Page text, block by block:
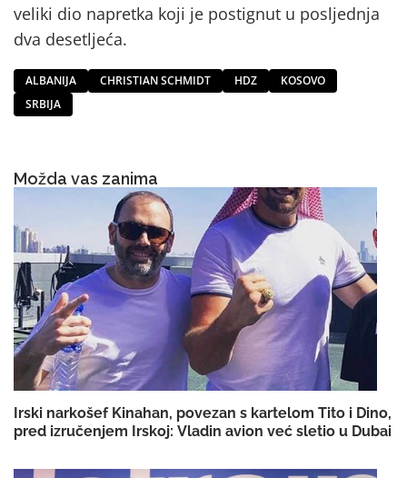
veliki dio napretka koji je postignut u posljednja
dva desetljeća.
ALBANIJA CHRISTIAN SCHMIDT HDZ
KOSOVO
SRBIJA
Možda vas zanima
Irski narkošef Kinahan, povezan s kartelom Tito i Dino,
pred izručenjem Irskoj: Vladin avion već sletio u Dubai